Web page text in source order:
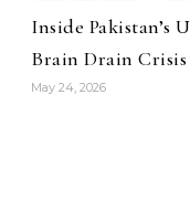
Inside Pakistan’s
Brain Drain Crisis
May 24, 2026